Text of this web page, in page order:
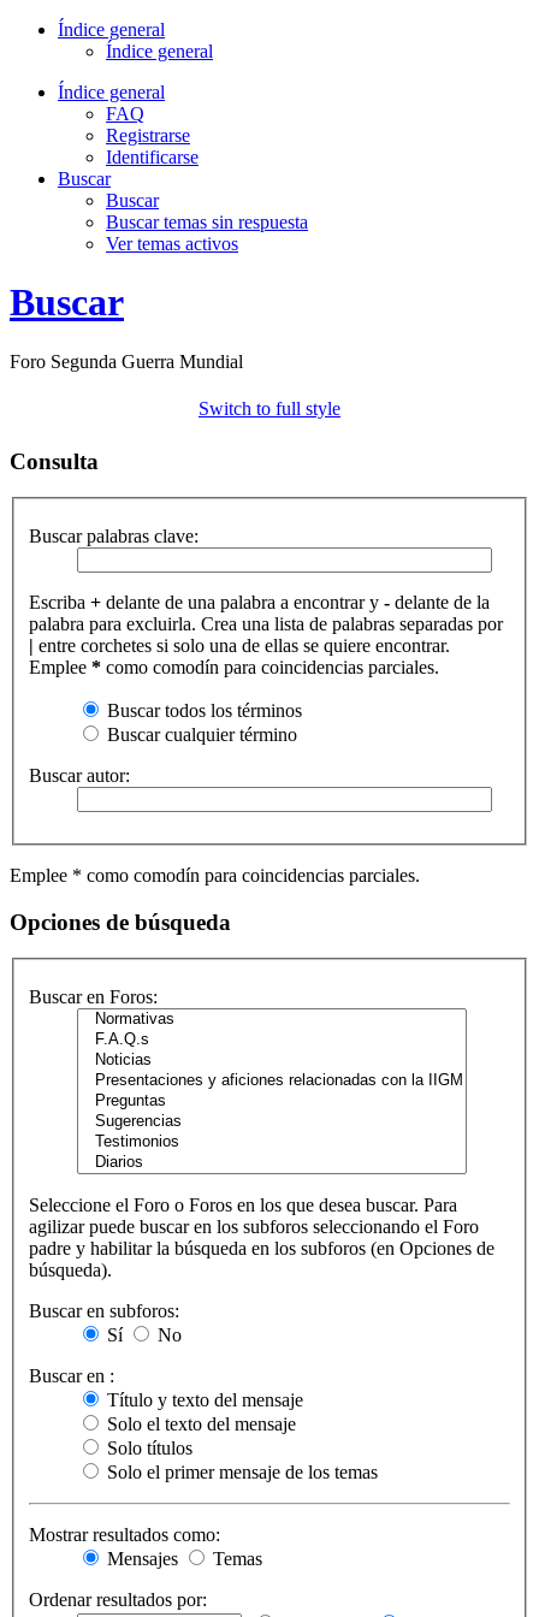
Índice general
Índice general
Índice general
FAQ
Registrarse
Identificarse
Buscar
Buscar
Buscar temas sin respuesta
Ver temas activos
Buscar
Foro Segunda Guerra Mundial
Switch to full style
Consulta
Buscar palabras clave:
Escriba + delante de una palabra a encontrar y - delante de la
palabra para excluirla. Crea una lista de palabras separadas por
| entre corchetes si solo una de ellas se quiere encontrar.
Emplee * como comodín para coincidencias parciales.
Buscar todos los términos
Buscar cualquier término
Buscar autor:
Emplee * como comodín para coincidencias parciales.
Opciones de búsqueda
Buscar en Foros:
Seleccione el Foro o Foros en los que desea buscar. Para
agilizar puede buscar en los subforos seleccionando el Foro
padre y habilitar la búsqueda en los subforos (en Opciones de
búsqueda).
Buscar en subforos:
Sí
No
Buscar en :
Título y texto del mensaje
Solo el texto del mensaje
Solo títulos
Solo el primer mensaje de los temas
Mostrar resultados como:
Mensajes
Temas
Ordenar resultados por: